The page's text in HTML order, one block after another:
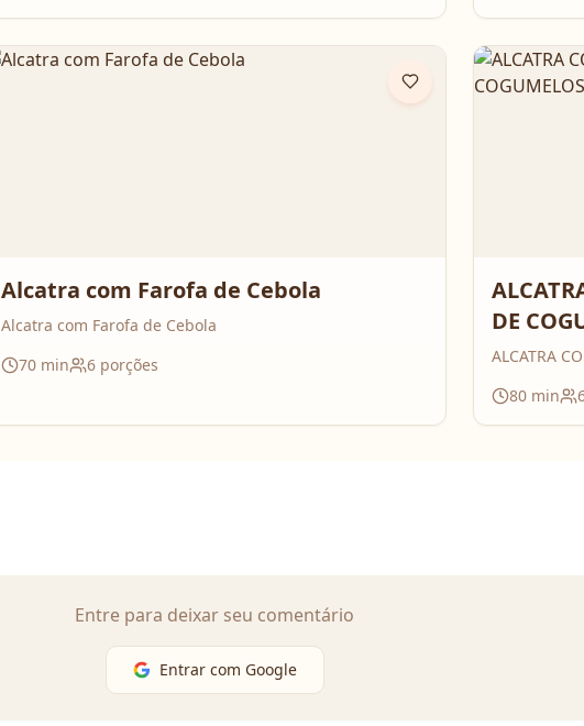
Alcatra com Farofa de Cebola
Alcatra com Farofa de Cebola
70 min 6 porções
DE
ALCATRA
80min
Entre para deixar seu comentário
Entrar com Google